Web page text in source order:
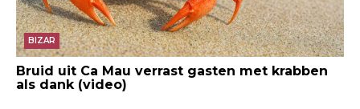
BIZAR
Bruid uit Ca Mau verrast gasten met krabben
als dank (video)